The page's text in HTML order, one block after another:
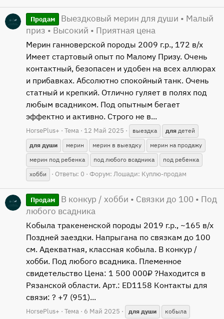
Продам
Выездковый мерин для души • Малый
приз • Высокий • Приятная цена
Мерин ганноверской породы 2009 г.р., 172 в/х
Имеет стартовый опыт по Малому Призу. Очень
контактный, безопасен и удобен на всех аллюрах
и прибавках. Абсолютно спокойный танк. Очень
статный и крепкий. Отлично гуляет в полях под
любым всадником. Под опытным бегает
эффектно и активно. Строго не в...
HorsePlus+ Тема 12 Май 2025 выездка для детей
для души мерин мерин в выездку
мерин на продажу
мерин под ребенка
под любого всадника
под ребенка
хобби
Ответы: 0 Форум: Лошади: Куплю-продам
Продам
В конкур / хобби • Связки до 100 • Под
любого всадника
Кобыла тракененской породы 2019 г.р., ~165 в/х
Поздней заездки. Напрыгана по связкам до 100
см. Адекватная, классная кобыла. В конкур /
хобби. Под любого всадника. Племенное
свидетельство Цена: 1 500 000₽ ?Находится в
Рязанской области. Арт.: ED1158 Контакты для
связи: ? +7 (951)...
HorsePlus+ Тема 6 Май 2025 для души
кобыла